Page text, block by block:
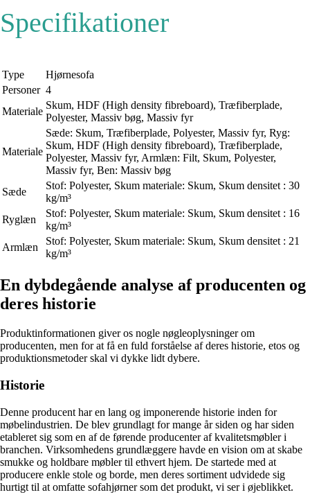
Specifikationer
Type
Hjørnesofa
Personer 4
Materiale
Skum, HDF (High density fibreboard), Træfiberplade,
Polyester, Massiv bøg, Massiv fyr
Materiale
Sæde: Skum, Træfiberplade, Polyester, Massiv fyr, Ryg:
Skum, HDF (High density fibreboard), Træfiberplade,
Polyester, Massiv fyr, Armlæn: Filt, Skum, Polyester,
Massiv fyr, Ben: Massiv bøg
Sæde
Stof: Polyester, Skum materiale: Skum, Skum densitet : 30
kg/m³
Ryglæn
Stof: Polyester, Skum materiale: Skum, Skum densitet : 16
kg/m³
Armlæn
Stof: Polyester, Skum materiale: Skum, Skum densitet : 21
kg/m³
En dybdegående analyse af producenten og
deres historie
Produktinformationen giver os nogle nøgleoplysninger om
producenten, men for at få en fuld forståelse af deres historie, etos og
produktionsmetoder skal vi dykke lidt dybere.
Historie
Denne producent har en lang og imponerende historie inden for
møbelindustrien. De blev grundlagt for mange år siden og har siden
etableret sig som en af de førende producenter af kvalitetsmøbler i
branchen. Virksomhedens grundlæggere havde en vision om at skabe
smukke og holdbare møbler til ethvert hjem. De startede med at
producere enkle stole og borde, men deres sortiment udvidede sig
hurtigt til at omfatte sofahjørner som det produkt, vi ser i øjeblikket.